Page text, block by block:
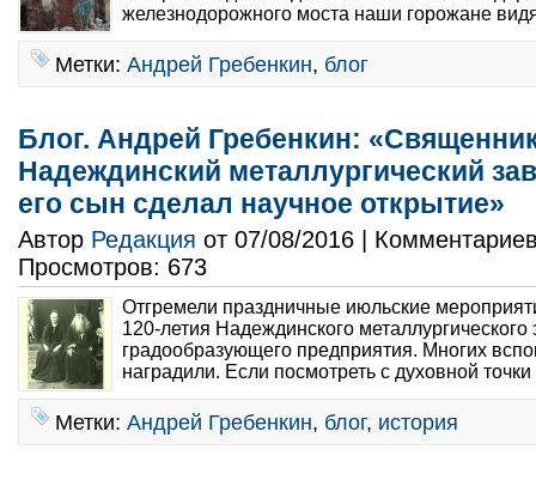
железнодорожного моста наши горожане
Метки: Андрей Гребенкин, блог
Блог. Андрей Гребенкин:
Надеждинский металлургический
его сын сделал научное открытие»
Автор Редакция от 07/08/2016 |
Просмотров: 673
Отгремели праздничные июльские
120-летия Надеждинского
градообразующего предприятия. Многих
наградили. Если посмотреть с духовной
Метки: Андрей Гребенкин, блог, история